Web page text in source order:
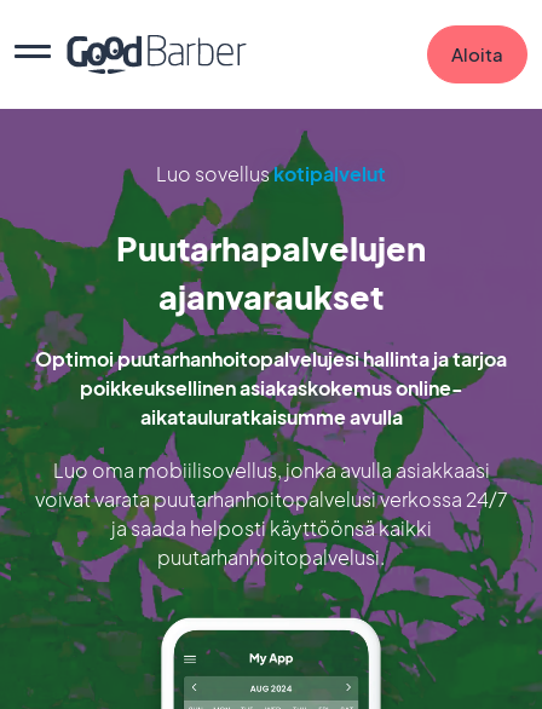
Aloita
Luo sovelluskotipalvelut
Puutarhapalvelujen
ajanvaraukset
Optimoi puutarhanhoitopalvelujesi hallinta ja tarjoa
poikkeuksellinen asiakaskokemus online-
aikatauluratkaisumme avulla
Luo oma mobiilisovellus, jonka avulla asiakkaasi
voivat varata puutarhanhoitopalvelusi verkossa 24/7
ja saada helposti käyttöönsä kaikki
puutarhanhoitopalvelusi.